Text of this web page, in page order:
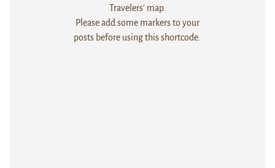
Travelers' map.
Please add some markers to your
posts before using this shortcode.